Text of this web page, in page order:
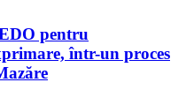
pentru
într-un proces